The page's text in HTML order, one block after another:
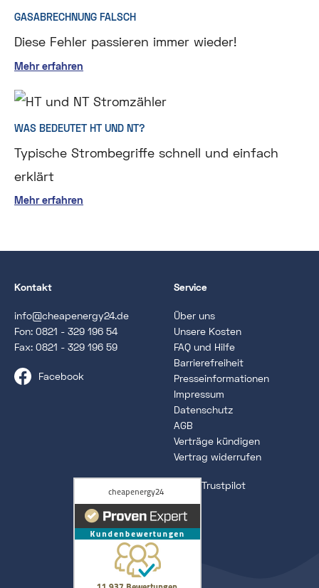
GASABRECHNUNG FALSCH
Diese Fehler passieren immer wieder!
Mehr erfahren
WAS BEDEUTET HT UND NT?
Typische Strombegriffe schnell und einfach
erklärt
Mehr erfahren
Kontakt
info@cheapenergy24.de
Fon: 0821 - 329 196 54
Fax: 0821 - 329 196 59
Facebook
Service
Über uns
Unsere Kosten
FAQ und Hilfe
Barrierefreiheit
Presseinformationen
Impressum
Datenschutz
AGB
Verträge kündigen
Vertrag widerrufen
Trustpilot